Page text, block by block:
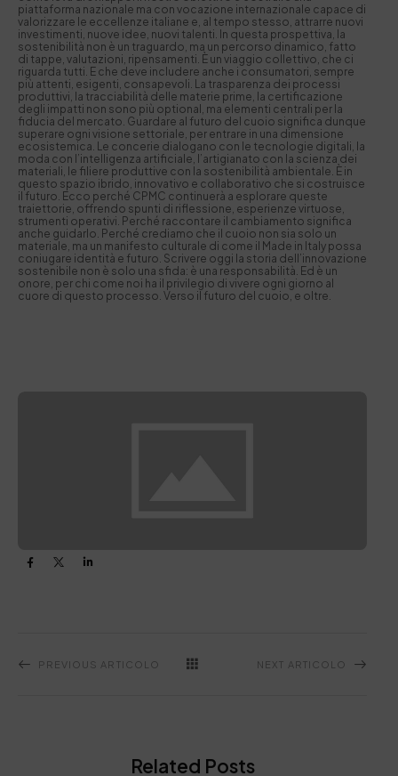
piattaforma nazionale ma con vocazione internazionale capace di
valorizzare le eccellenze italiane e, al tempo stesso, attrarre nuovi
investimenti, nuove idee, nuovi talenti. In questa prospettiva, la
sostenibilità non è un traguardo, ma un percorso dinamico, fatto
di tappe, valutazioni, ripensamenti. È un viaggio collettivo, che ci
riguarda tutti. E che deve includere anche i consumatori, sempre
più attenti, esigenti, consapevoli. La trasparenza dei processi
produttivi, la tracciabilità delle materie prime, la certificazione
degli impatti non sono più optional, ma elementi centrali per la
fiducia del mercato. Guardare al futuro del cuoio significa dunque
superare ogni visione settoriale, per entrare in una dimensione
ecosistemica. Le concerie dialogano con le tecnologie digitali, la
moda con l’intelligenza artificiale, l’artigianato con la scienza dei
materiali, le filiere produttive con la sostenibilità ambientale. È in
questo spazio ibrido, innovativo e collaborativo che si costruisce
il futuro. Ecco perché CPMC continuerà a esplorare queste
traiettorie, offrendo spunti di riflessione, esperienze virtuose,
strumenti operativi. Perché raccontare il cambiamento significa
anche guidarlo. Perché crediamo che il cuoio non sia solo un
materiale, ma un manifesto culturale di come il Made in Italy possa
coniugare identità e futuro. Scrivere oggi la storia dell’innovazione
sostenibile non è solo una sfida: è una responsabilità. Ed è un
onore, per chi come noi ha il privilegio di vivere ogni giorno al
cuore di questo processo. Verso il futuro del cuoio, e oltre.
PREVIOUS ARTICOLO NEXT ARTICOLO
Related Posts